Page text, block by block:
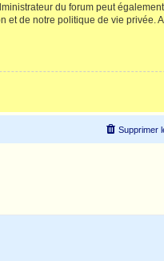
du forum peut
et de notre politique de vie privée.
Supprimer